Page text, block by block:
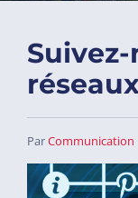
ParCommunication